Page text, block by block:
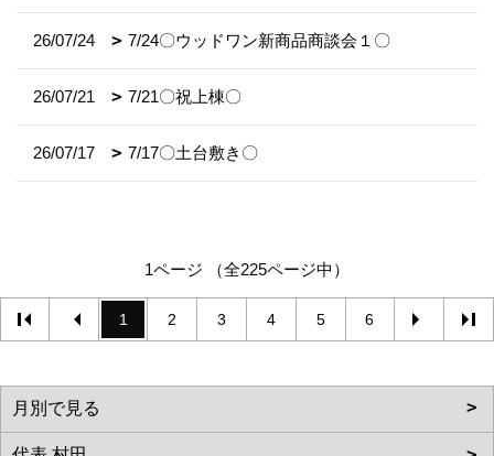
26/07/24 7/24〇ウッドワン新商品商談会１〇
26/07/21 7/21〇祝上棟〇
26/07/17 7/17〇土台敷き〇
1ページ （全225ページ中）
1 2 3 4 5 6